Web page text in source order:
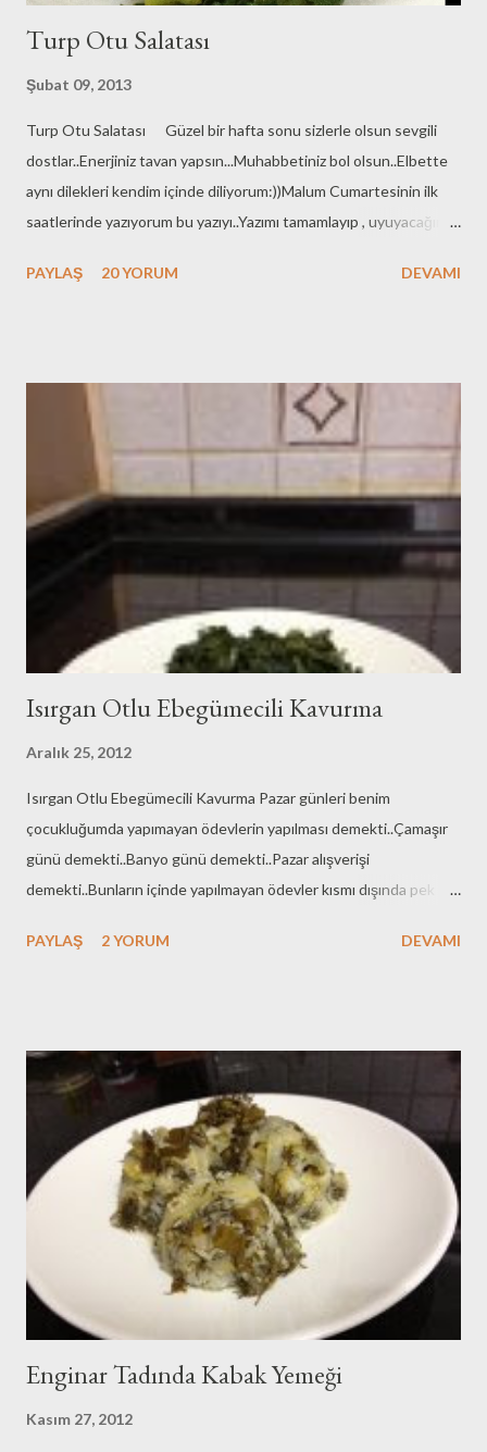
Turp Otu Salatası
Şubat 09, 2013
Turp Otu Salatası Güzel bir hafta sonu sizlerle olsun sevgili
dostlar..Enerjiniz tavan yapsın...Muhabbetiniz bol olsun..Elbette
aynı dilekleri kendim içinde diliyorum:))Malum Cumartesinin ilk
saatlerinde yazıyorum bu yazıyı..Yazımı tamamlayıp , uyuyacağım
ama nedense benim uyku firarda..Görenlerin yada yerini
bakmışsın hızını alamamış doluya çevirmiş hırsla camlara
vuruyor:))Hoş benim için mahsuru yok yani çok severim yağan
yağmuru izlemeyi.Hele sokak lambasının ışığında yere düşen
yağmur damlalarını izlemeye bayılırım... Öğrencilik yıllarımda
seyretmekle yetinmez bir de yürürdüm yağmurda şemsiye
varken elimde , şemsiyeyi açmadan:)Ama artık yaş 4 onluk olunca
PAYLAŞ 20 YORUM DEVAMI
Isırgan Otlu Ebegümecili Kavurma
Aralık 25, 2012
Isırgan Otlu Ebegümecili Kavurma Pazar günleri benim
çocukluğumda yapımayan ödevlerin yapılması demekti..Çamaşır
günü demekti..Banyo günü demekti..Pazar alışverişi
demekti..Bunların içinde yapılmayan ödevler kısmı dışında pek
cuma ve cumartesi hiç kalem oynatma ondan sonra kalk ödev
halim içler acısı:((Çünkü dönem ödevleri elle yazılırdı bizim
zamanımızda. Bilgisayarmış internetmiş esamesi bile yoktu o
yıllarda..Dönem ödevi yapmak için birkaç arkadaş toplaşır Halk
Kütüphanelerine giderdik.Fotokopide çektirmezdik elle özetler
çıkarırdık..Sonra onları düzenleyip temize çeker , güzel bir kapakla
süsleyip öyle teslim ederdik öğretmenlerimize..Zor yıllardı ama
güzeldi bence..Herşeyimizin kıymetini bilirdik çünkü.. Pazar...
PAYLAŞ 2 YORUM DEVAMI
Enginar Tadında Kabak Yemeği
Kasım 27, 2012